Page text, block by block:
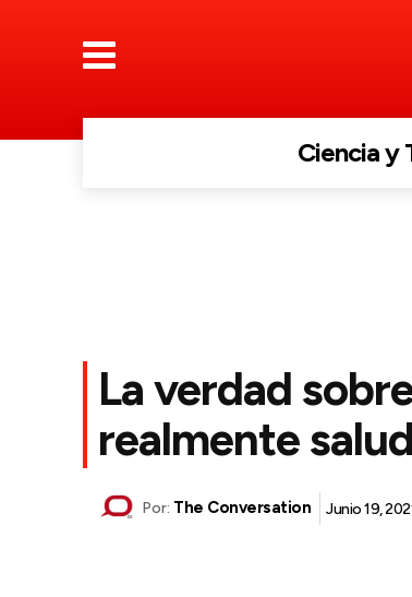
Ciencia y
La verdad
realmente
Por: The Conversation Junio 19,